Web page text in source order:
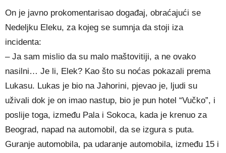
On je javno prokomentarisao događaj, obraćajući se
Nedeljku Eleku, za kojeg se sumnja da stoji iza
incidenta:
– Ja sam mislio da su malo maštovitiji, a ne ovako
nasilni… Je li, Elek? Kao što su noćas pokazali prema
Lukasu. Lukas je bio na Jahorini, pjevao je, ljudi su
uživali dok je on imao nastup, bio je pun hotel “Vučko”, i
poslije toga, između Pala i Sokoca, kada je krenuo za
Beograd, napad na automobil, da se izgura s puta.
Guranje automobila, pa udaranje automobila, između 15 i